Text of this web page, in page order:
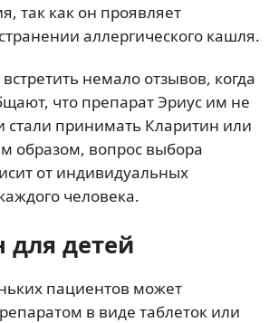
так как он проявляет
аллергического кашля.
немало отзывов, когда
что препарат Эриус им не
стали принимать Кларитин или
образом, вопрос выбора
от индивидуальных
человека.
для детей
пациентов может
в виде таблеток или